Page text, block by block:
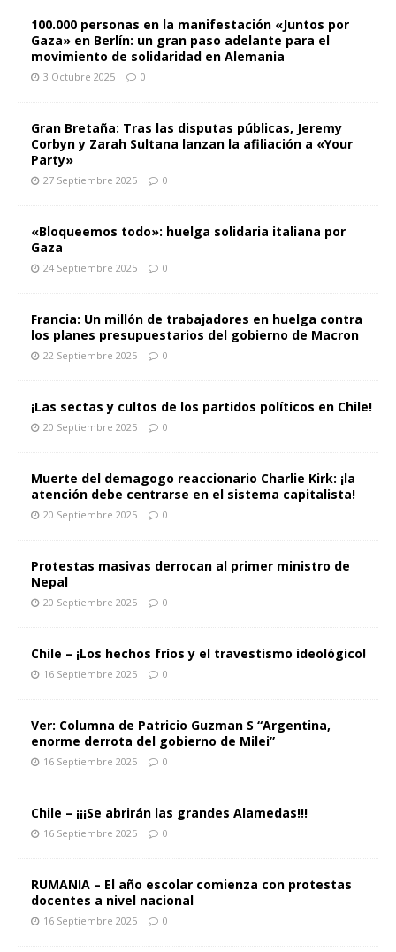
100.000 personas en la manifestación «Juntos por
Gaza» en Berlín: un gran paso adelante para el
movimiento de solidaridad en Alemania
3 Octubre 2025 0
Gran Bretaña: Tras las disputas públicas, Jeremy
Corbyn y Zarah Sultana lanzan la afiliación a «Your
Party»
27 Septiembre 2025 0
«Bloqueemos todo»: huelga solidaria italiana por
Gaza
24 Septiembre 2025 0
Francia: Un millón de trabajadores en huelga contra
los planes presupuestarios del gobierno de Macron
22 Septiembre 2025 0
¡Las sectas y cultos de los partidos políticos en Chile!
20 Septiembre 2025 0
Muerte del demagogo reaccionario Charlie Kirk: ¡la
atención debe centrarse en el sistema capitalista!
20 Septiembre 2025 0
Protestas masivas derrocan al primer ministro de
Nepal
20 Septiembre 2025 0
Chile – ¡Los hechos fríos y el travestismo ideológico!
16 Septiembre 2025 0
Ver: Columna de Patricio Guzman S “Argentina,
enorme derrota del gobierno de Milei”
16 Septiembre 2025 0
Chile – ¡¡¡Se abrirán las grandes Alamedas!!!
16 Septiembre 2025 0
RUMANIA – El año escolar comienza con protestas
docentes a nivel nacional
16 Septiembre 2025 0